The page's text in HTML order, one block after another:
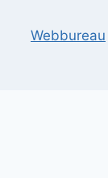
Webbureau